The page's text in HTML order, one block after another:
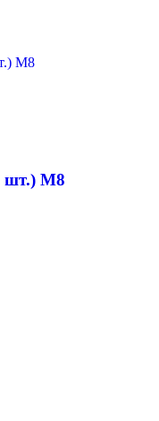
шт.) M8